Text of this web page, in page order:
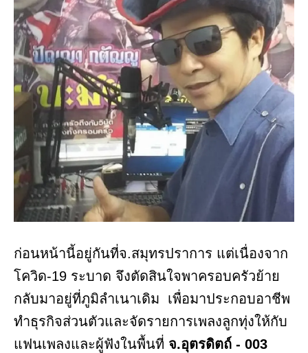
ก่อนหน้านี้อยู่กันที่จ.สมุทรปราการ แต่เนื่องจาก
โควิด-19 ระบาด จึงตัดสินใจพาครอบครัวย้าย
กลับมาอยู่ที่ภูมิลำเนาเดิม เพื่อมาประกอบอาชีพ
ทำธุรกิจส่วนตัวและจัดรายการเพลงลูกทุ่งให้กับ
แฟนเพลงและผู้ฟังในพื้นที่ จ.อุตรดิตถ์ - 003